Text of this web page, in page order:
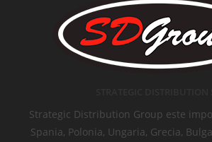
Strategic Distribution Group este
Spania, Polonia, Ungaria, Grecia,